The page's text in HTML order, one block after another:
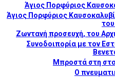
Άγιος Πορφύριος
Άγιος Πορφύριος
του
Ζωντανή προσευχή, του
Συνοδοιπορία με τον
Μπροστά στη
Ο